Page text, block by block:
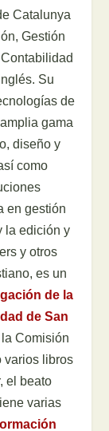
Catalunya
Gestión
Su
de
gama
diseño y
como
en gestión
la edición y
y otros
es un
de la
de San
Comisión
varios libros
el beato
varias